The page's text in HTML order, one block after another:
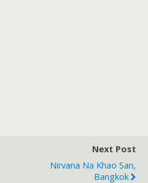
Next Post
Nirvana Na Khao San,
Bangkok